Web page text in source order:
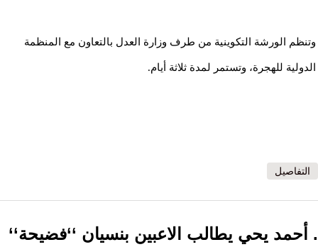
وتنظم الورشة التكوينية من طرف وزارة العدل بالتعاون مع المنظمة
الدولية للهجرة، وتستمر لمدة ثلاثة أيام.
التفاصيل
. أحمد يحي يطالب الاعبين بنسيان ‘‘فضيحة‘‘